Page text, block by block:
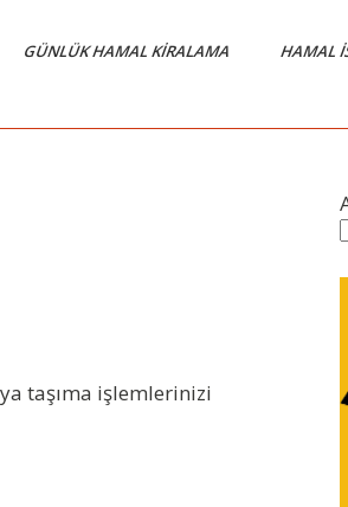
GÜNLÜK HAMAL KIRALAMA HAMAL
taşıma işlemlerinizi